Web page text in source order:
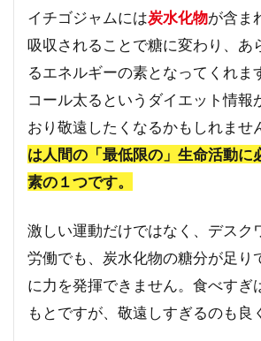
き
る
イチ
ゴジ
ャム
を手
作り
しよ
う！
イチゴジャムには炭水化物が含ま
吸収されることで糖に変わり、あ
るエネルギーの素となってくれま
コール太るというダイエット情報
おり敬遠したくなるかもしれませ
は人間の「最低限の」生命活動に
素の１つです。
激しい運動だけではなく、デスク
労働でも、炭水化物の糖分が足り
に力を発揮できません。食べすぎ
もとですが、敬遠しすぎるのも良